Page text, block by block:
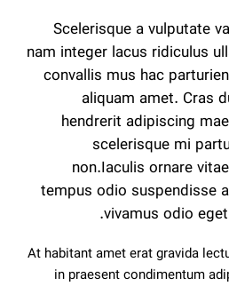
Scelerisque a vulputate
nam integer lacus ridiculus
convallis mus hac
aliquam amet. Cras
hendrerit adipiscing
scelerisque mi
non.Iaculis ornare
tempus odio suspendisse
vivamus odio
At habitant amet erat gravida
in praesent condimentum